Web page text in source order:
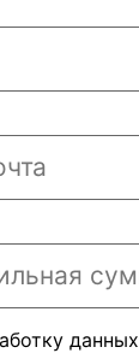
данных